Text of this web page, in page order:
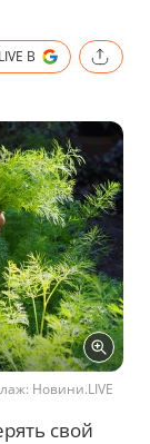
В
Новини.LIVE
свой